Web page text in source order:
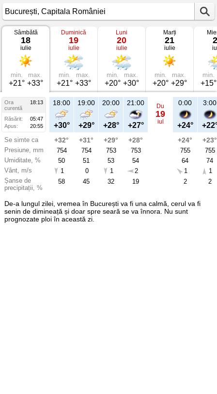
Vremea
București
2026
Capitala
României
Sâmbătă
18
iulie
min.
+21°
max.
+33°
Duminică
19
iulie
min.
+21°
max.
+33°
Luni
20
iulie
min.
+20°
max.
+30°
Marți
21
iulie
min.
+20°
max.
+29°
min.
+15°
Ora
18:13
curentă
Răsărit:
05:47
Apus:
20:55
Se simte ca
Presiune, mm
Umiditate, %
Vânt, m/s
Șanse de
precipitații, %
18:00
+30°
+32°
754
50
1
58
19:00
+29°
+31°
754
51
0
45
20:00
+28°
+29°
753
53
1
32
21:00
+27°
+28°
753
54
2
19
Du
19
iul
0:00
+24°
+24°
755
64
1
2
3:00
+23°
755
74
1
2
De-a lungul zilei, vremea în București va fi una calmă, cerul va fi
senin de dimineață și doar spre seară se va înnora. Nu sunt
prognozate ploi în această zi.